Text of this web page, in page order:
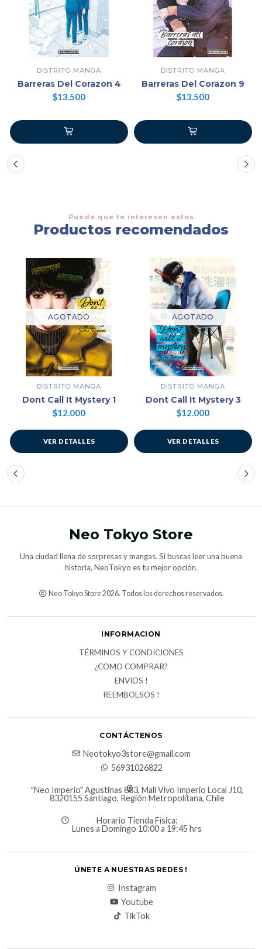
DISTRITO MANGA
Barreras Del Corazon 4
$13.500
DISTRITO MANGA
Barreras Del Corazon 9
$13.500
Puede que te interesen estos
Productos recomendados
AGOTADO
DISTRITO MANGA
Dont Call It Mystery 1
$12.000
VER DETALLES
AGOTADO
DISTRITO MANGA
Dont Call It Mystery 3
$12.000
VER DETALLES
Neo Tokyo Store
Una ciudad llena de sorpresas y mangas. Si buscas leer una buena
historia, NeoTokyo es tu mejor opción.
Neo Tokyo Store 2026. Todos los derechos reservados.
INFORMACION
TÉRMINOS Y CONDICIONES
¿COMO COMPRAR?
ENVIOS !
REEMBOLSOS !
CONTÁCTENOS
Neotokyo3store@gmail.com
56931026822
"Neo Imperio" Agustinas 883, Mall Vivo Imperio Local J10,
8320155 Santiago, Región Metropolitana, Chile
Horario Tienda Física:
Lunes a Domingo 10:00 a 19:45 hrs
ÚNETE A NUESTRAS REDES !
Instagram
Youtube
TikTok